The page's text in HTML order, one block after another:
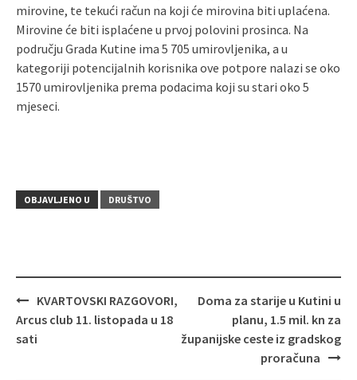
mirovine, te tekući račun na koji će mirovina biti uplaćena.
Mirovine će biti isplaćene u prvoj polovini prosinca. Na
području Grada Kutine ima 5 705 umirovljenika, a u
kategoriji potencijalnih korisnika ove potpore nalazi se oko
1570 umirovljenika prema podacima koji su stari oko 5
mjeseci.
OBJAVLJENO U DRUŠTVO
Navigacija
objava
KVARTOVSKI RAZGOVORI,
Arcus club 11. listopada u 18
sati
Doma za starije u Kutini u
planu, 1.5 mil. kn za
županijske ceste iz gradskog
proračuna